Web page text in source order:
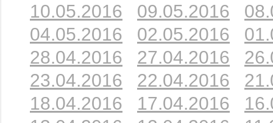
10.05.2016
09.05.2016
04.05.2016
02.05.2016
28.04.2016
27.04.2016
23.04.2016
22.04.2016
18.04.2016
17.04.2016